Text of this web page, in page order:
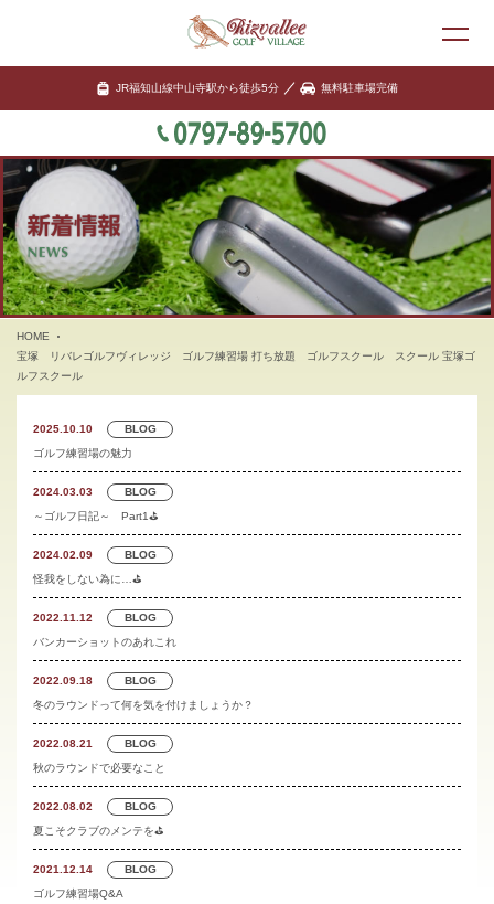
JR福知山線中山寺駅から徒歩5分 無料駐車場完備
HOME
宝塚 リバレゴルフヴィレッジ ゴルフ練習場 打ち放題 ゴルフスクール スクール 宝塚ゴ
ルフスクール
2025.10.10
BLOG
ゴルフ練習場の魅力
2024.03.03
BLOG
～ゴルフ日記～ Part1⛳
2024.02.09
BLOG
怪我をしない為に…⛳
2022.11.12
BLOG
バンカーショットのあれこれ
2022.09.18
BLOG
冬のラウンドって何を気を付けましょうか？
2022.08.21
BLOG
秋のラウンドで必要なこと
2022.08.02
BLOG
夏こそクラブのメンテを⛳
2021.12.14
BLOG
ゴルフ練習場Q&A